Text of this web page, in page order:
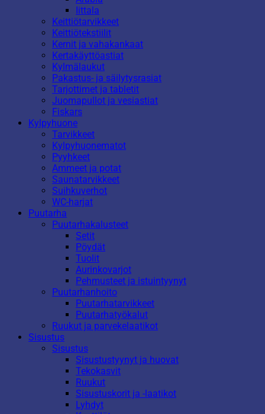
Iittala
Keittiötarvikkeet
Keittiötekstiilit
Kernit ja vahakankaat
Kertakäyttöastiat
Kylmälaukut
Pakastus- ja säilytysrasiat
Tarjottimet ja tabletit
Juomapullot ja vesiastiat
Fiskars
Kylpyhuone
Tarvikkeet
Kylpyhuonematot
Pyyhkeet
Ammeet ja potat
Saunatarvikkeet
Suihkuverhot
WC-harjat
Puutarha
Puutarhakalusteet
Setit
Pöydät
Tuolit
Aurinkovarjot
Pehmusteet ja istuintyynyt
Puutarhanhoito
Puutarhatarvikkeet
Puutarhatyökalut
Ruukut ja parvekelaatikot
Sisustus
Sisustus
Sisustustyynyt ja huovat
Tekokasvit
Ruukut
Sisustuskorit ja -laatikot
Lyhdyt